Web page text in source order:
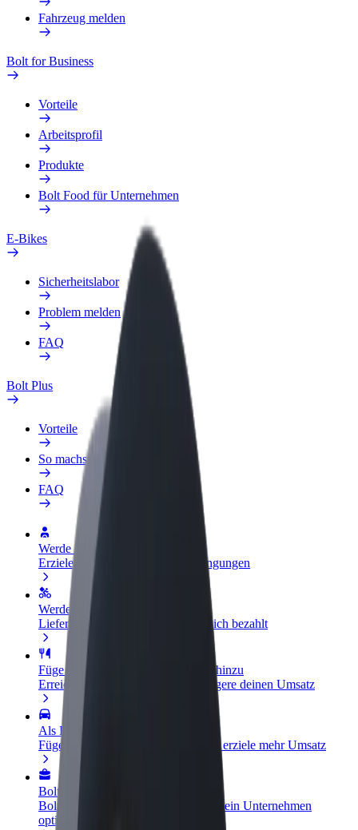
Fahrzeug melden
Bolt for Business
Vorteile
Arbeitsprofil
Produkte
Bolt Food für Unternehmen
E-Bikes
Sicherheitslabor
Problem melden
FAQ
Bolt Plus
Vorteile
So machst du mit
FAQ
Werde Fahrer:in
Erziele Umsatz nach deinen Bedingungen
Werde Kurier
Liefere Essen und werde wöchentlich bezahlt
Füge ein Restaurant oder Geschäft hinzu
Erreiche mehr Kund:innen und steigere deinen Umsatz
Als Flottenbesitzer:in anmelden
Füge deine Flotte zu Bolt hinzu und erziele mehr Umsatz
Bolt for Business
Bolt Produkte und Bolt Dienste für dein Unternehmen
optimiert